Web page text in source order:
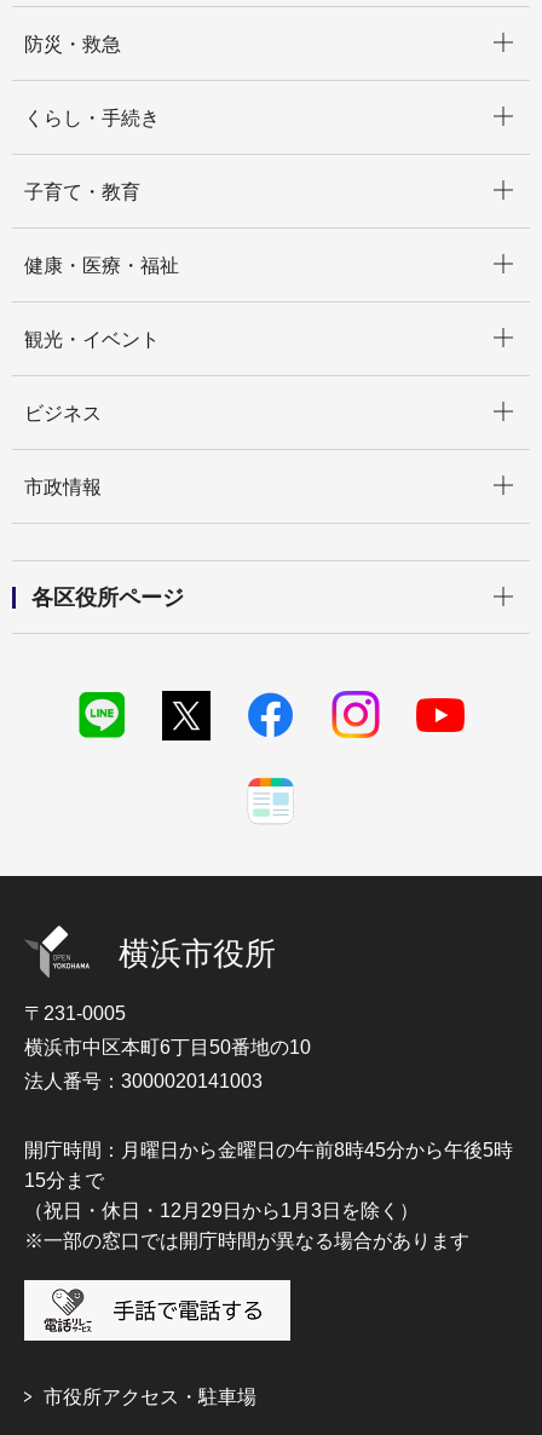
防災・救急
くらし・手続き
子育て・教育
健康・医療・福祉
観光・イベント
ビジネス
市政情報
各区役所ページ
横浜市役所
〒231-0005
横浜市中区本町6丁目50番地の10
法人番号：3000020141003
開庁時間：月曜日から金曜日の午前8時45分から午後5時
15分まで
（祝日・休日・12月29日から1月3日を除く）
※一部の窓口では開庁時間が異なる場合があります
市役所アクセス・駐車場